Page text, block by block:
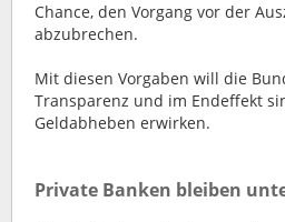
Chance, den Vorgang vor der
abzubrechen.
Mit diesen Vorgaben will die
Transparenz und im Endeffekt
Geldabheben erwirken.
Private Banken bleiben